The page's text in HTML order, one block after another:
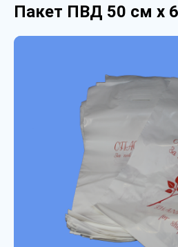
Пакет ПВД 50 см х